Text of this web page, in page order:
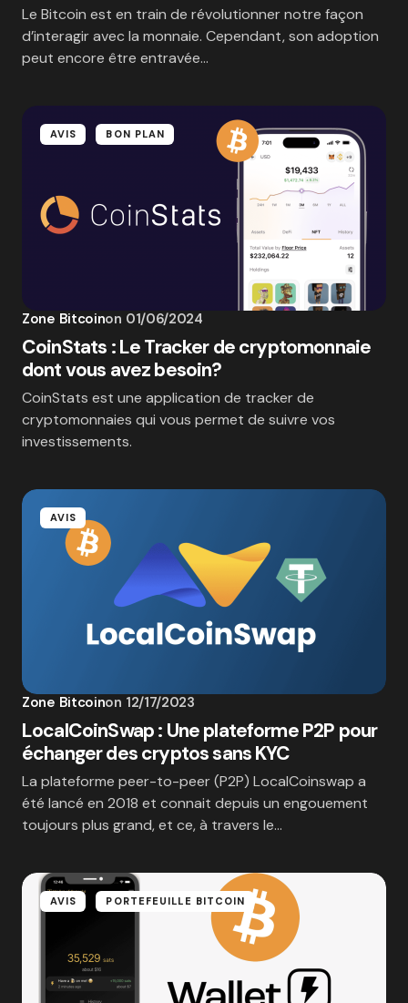
Le Bitcoin est en train de révolutionner notre façon
d’interagir avec la monnaie. Cependant, son adoption
peut encore être entravée…
AVIS BON PLAN
Zone Bitcoinon 01/06/2024
CoinStats : Le Tracker de cryptomonnaie
dont vous avez besoin?
CoinStats est une application de tracker de
cryptomonnaies qui vous permet de suivre vos
investissements.
AVIS
Zone Bitcoinon 12/17/2023
LocalCoinSwap : Une plateforme P2P pour
échanger des cryptos sans KYC
La plateforme peer-to-peer (P2P) LocalCoinswap a
été lancé en 2018 et connait depuis un engouement
toujours plus grand, et ce, à travers le…
AVIS PORTEFEUILLE BITCOIN